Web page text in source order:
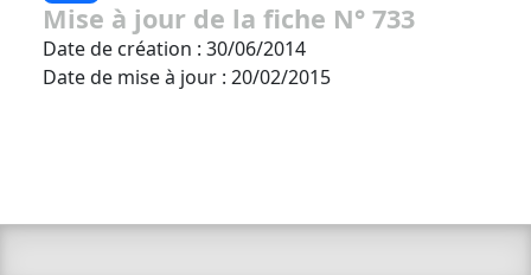
Mise à jour de la fiche N° 733
Date de création : 30/06/2014
Date de mise à jour : 20/02/2015